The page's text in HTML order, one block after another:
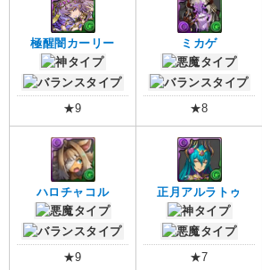
極醒闇カーリー
★9
ミカゲ
★8
ハロチャコル
★9
正月アルラトゥ
★7